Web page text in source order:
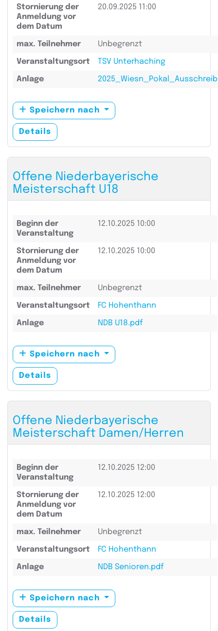
Stornierung der
Anmeldung vor
dem Datum
20.09.2025 11:00
max. Teilnehmer Unbegrenzt
Veranstaltungsort TSV Unterhaching
Anlage
Speichern nach
Details
Offene Niederbayerische
Meisterschaft U18
Beginn der
Veranstaltung
12.10.2025 10:00
Stornierung der
Anmeldung vor
dem Datum
12.10.2025 10:00
max. Teilnehmer Unbegrenzt
Veranstaltungsort FC Hohenthann
Anlage NDB U18.pdf
Speichern nach
Details
Offene Niederbayerische
Meisterschaft Damen/Herren
Beginn der
Veranstaltung
12.10.2025 12:00
Stornierung der
Anmeldung vor
dem Datum
12.10.2025 12:00
max. Teilnehmer Unbegrenzt
Veranstaltungsort FC Hohenthann
Anlage NDB Senioren.pdf
Speichern nach
Details